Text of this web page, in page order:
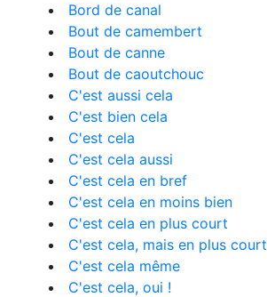
Bord de canal
Bout de camembert
Bout de canne
Bout de caoutchouc
C'est aussi cela
C'est bien cela
C'est cela
C'est cela aussi
C'est cela en bref
C'est cela en moins bien
C'est cela en plus court
C'est cela, mais en plus court
C'est cela même
C'est cela, oui !